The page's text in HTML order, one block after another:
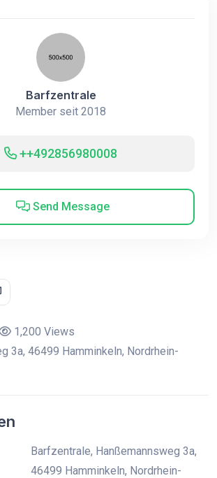
Barfzentrale
Member seit 2018
++492856980008
Send Message
1,200 Views
3a, 46499 Hamminkeln, Nordrhein-
Barfzentrale, Hanßemannsweg 3a,
46499 Hamminkeln, Nordrhein-